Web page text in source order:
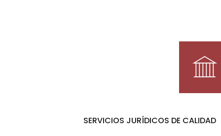
SERVICIOS JURÍDICOS DE CALIDAD